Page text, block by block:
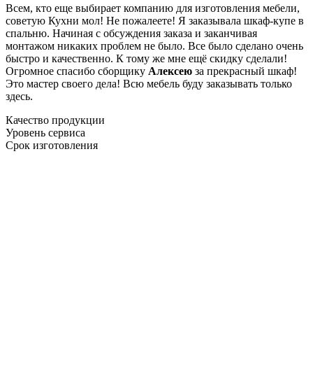
Всем, кто еще выбирает компанию для изготовления мебели,
советую Кухни мол! Не пожалеете! Я заказывала шкаф-купе в
спальню. Начиная с обсуждения заказа и заканчивая
монтажом никаких проблем не было. Все было сделано очень
быстро и качественно. К тому же мне ещё скидку сделали!
Огромное спасибо сборщику Алексею за прекрасный шкаф!
Это мастер своего дела! Всю мебель буду заказывать только
здесь.
Качество продукции
Уровень сервиса
Срок изготовления